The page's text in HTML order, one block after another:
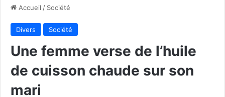
Accueil / Société
Divers Société
Une femme verse de l’huile
de cuisson chaude sur son
mari